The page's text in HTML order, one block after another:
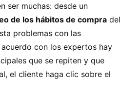
ser muchas: desde un
de los hábitos de compra del
problemas con las
con los expertos hay
que se repiten y que
el cliente haga clic sobre el